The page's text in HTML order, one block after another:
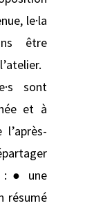
le·la
être
sont
et à
: ● une
résumé